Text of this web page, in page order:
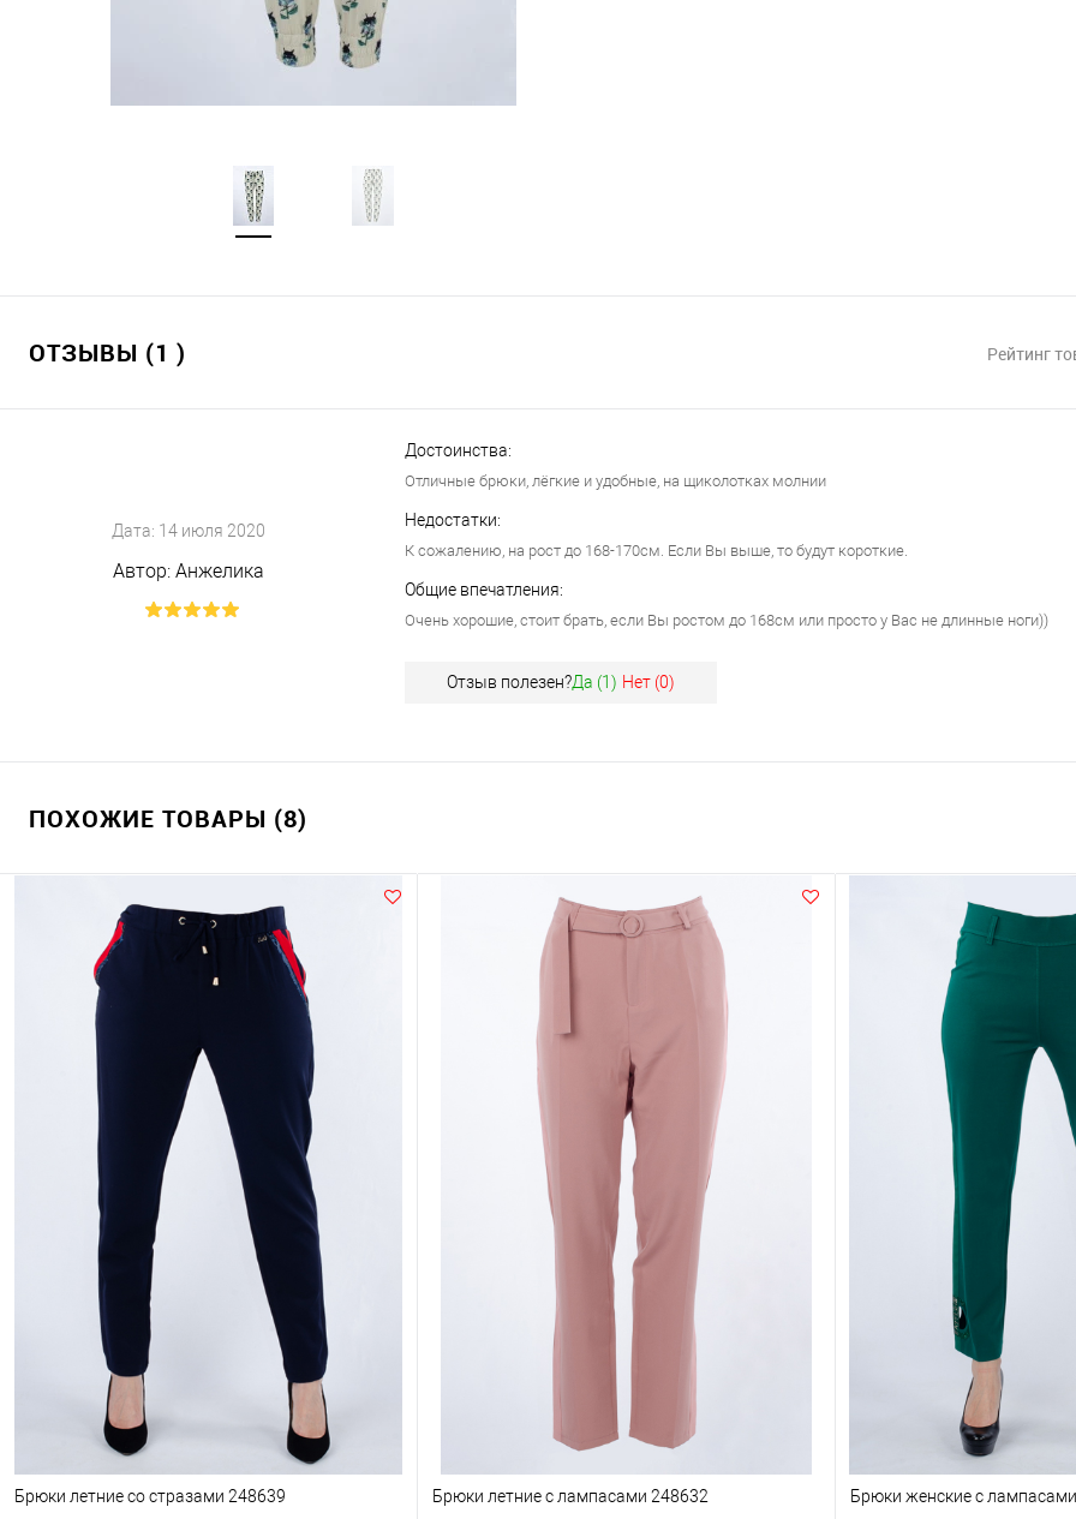
ОТЗЫВЫ (1 ) Рейтинг
Дата: 14 июля 2020
Автор:Анжелика
Достоинства:
Отличные брюки, лёгкие и удобные, на щиколотках молнии
Недостатки:
К сожалению, на рост до 168-170см. Если Вы выше, то будут короткие.
Общие впечатления:
Очень хорошие, стоит брать, если Вы ростом до 168см или просто у Вас не длинные ноги))
Отзыв полезен?Да (1 ) Нет (0)
ПОХОЖИЕ ТОВАРЫ (8)
Брюки летние со стразами 248639 Брюки летние с лампасами 248632 Брюки женские с